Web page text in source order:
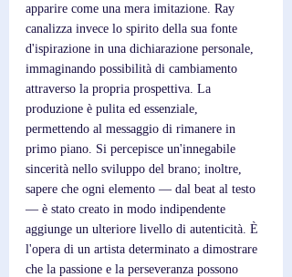
apparire come una mera imitazione. Ray
canalizza invece lo spirito della sua fonte
d'ispirazione in una dichiarazione personale,
immaginando possibilità di cambiamento
attraverso la propria prospettiva. La
produzione è pulita ed essenziale,
permettendo al messaggio di rimanere in
primo piano. Si percepisce un'innegabile
sincerità nello sviluppo del brano; inoltre,
sapere che ogni elemento — dal beat al testo
— è stato creato in modo indipendente
aggiunge un ulteriore livello di autenticità. È
l'opera di un artista determinato a dimostrare
che la passione e la perseveranza possono